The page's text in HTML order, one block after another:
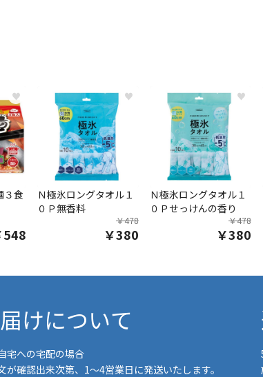
♥
３食
548
♥
Ｎ極氷ロングタオル１
０Ｐ無香料
￥478
￥380
♥
Ｎ極氷ロングタオル１
０Ｐせっけんの香り
￥478
￥380
けについて
宅への宅配の場合
が確認出来次第、1～4営業日に発送いたします。